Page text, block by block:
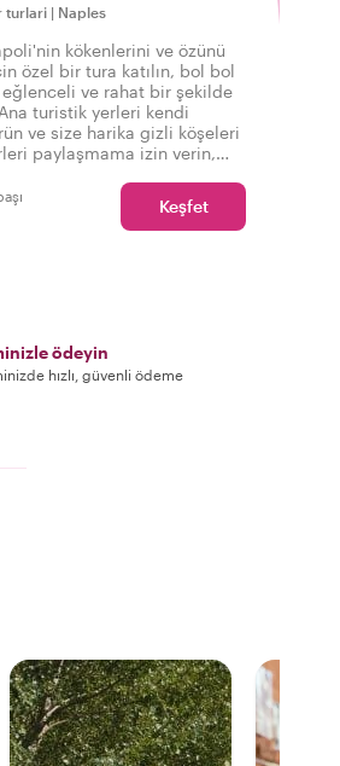
turlari | Naples
kökenlerini ve özünü
özel bir tura katılın, bol bol
ve rahat bir şekilde
turistik yerleri kendi
ve size harika gizli köşeleri
paylaşmama izin verin,
Keşfet
ödeyin
hızlı, güvenli ödeme